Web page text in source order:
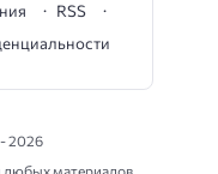
RSS
2026